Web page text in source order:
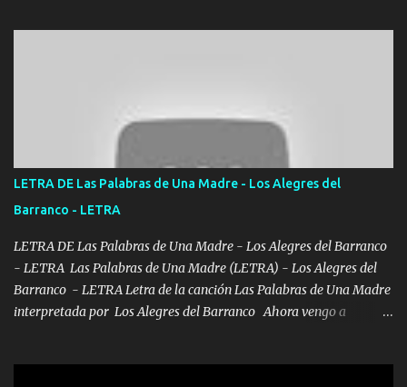
Ya pasé varias hazañas ya tienen rato que me agarran el colmillo
de este León los estatales no sé esperaron Al tiro esta la PrimiZa
también la nueve que cargo al lado doy la mano al que su amigo y
al traicionero damos pa abajo Y No me paran aquí hay pa más
pues hay charola les voy a dar hasta topar pues no hay de otra...
LETRA DE Las Palabras de Una Madre - Los Alegres del
Barranco - LETRA
LETRA DE Las Palabras de Una Madre - Los Alegres del Barranco
- LETRA Las Palabras de Una Madre (LETRA) - Los Alegres del
Barranco - LETRA Letra de la canción Las Palabras de Una Madre
interpretada por Los Alegres del Barranco Ahora vengo a